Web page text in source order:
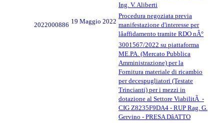
Ing. V. Aliberti
2022000886 19 Maggio 2022
Procedura negoziata previa
manifestazione d'interesse per
lâaffidamento tramite RDO nÂ°
3001567/2022 su piattaforma
ME.PA. (Mercato Pubblica
Amministrazione) per la
Fornitura materiale di ricambio
per decespugliatori (Testate
Trincianti) per i mezzi in
dotazione al Settore ViabilitÃ -
CIG Z8235F9DA4 - RUP Rag. G.
Gervino - PRESA DâATTO